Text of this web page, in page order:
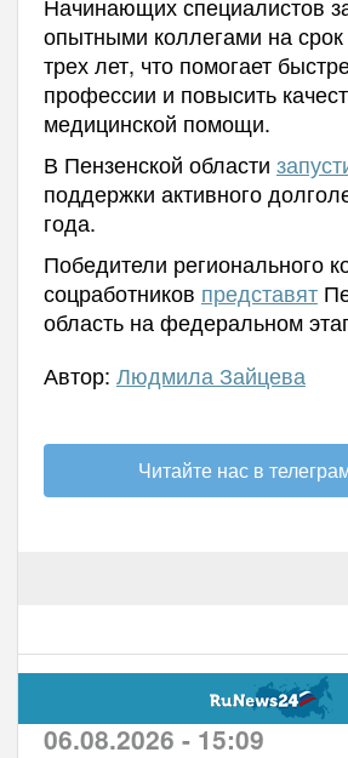
опытными коллегами на
трех лет, что помогает
профессии и повысить
медицинской помощи.
В Пензенской области
поддержки активного
года.
Победители регионального
соцработников представят
область на федеральном
Автор: Людмила Зайцева
Читайте нас в
06.08.2026 - 15:09